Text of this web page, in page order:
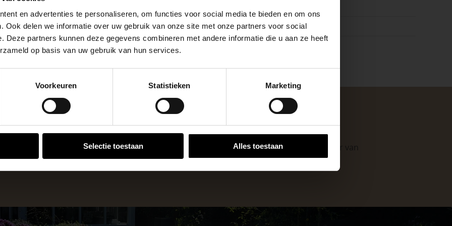
en advertenties te personaliseren, om functies voor social media te bieden en om ons
Ook delen we informatie over uw gebruik van onze site met onze partners voor social
Deze partners kunnen deze gegevens combineren met andere informatie die u aan ze heeft
op basis van uw gebruik van hun services.
Voorkeuren Statistieken Marketing
Selectie toestaan Alles toestaan
Eenheid stuk
zakelijke klanten op zoek naar tuin- en infraproducten. Als professionele leverancier van
producten van topkwaliteit. Lees meer over dezakelijke mogelijkheden.
Brug
en inspirerende showtuinen helpen we je graag bij iedere stap van jouw